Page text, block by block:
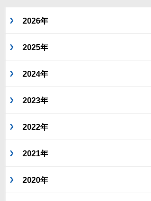
2026年
2025年
2024年
2023年
2022年
2021年
2020年